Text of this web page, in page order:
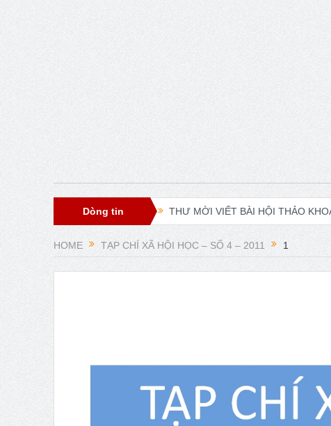
Dòng tin THƯ MỜI VIẾT BÀI HỘI THẢO
XXI ISA World Congress of
Lễ ra mắt Chi hội xã hội học giáo
ISA World Congress of Sociology
Phát huy vai trò khoa học xã hội
Thời sự Hà Nội 15h ngày 8/7/2025:
HOME TẠP CHÍ XÃ HỘI HỌC – SỐ 4 – 2011 1